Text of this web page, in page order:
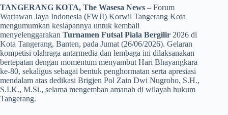
TANGERANG KOTA, The Wasesa News – Forum
Wartawan Jaya Indonesia (FWJI) Korwil Tangerang Kota
mengumumkan kesiapannya untuk kembali
menyelenggarakan Turnamen Futsal Piala Bergilir 2026 di
Kota Tangerang, Banten, pada Jumat (26/06/2026). Gelaran
kompetisi olahraga antarmedia dan lembaga ini dilaksanakan
bertepatan dengan momentum menyambut Hari Bhayangkara
ke-80, sekaligus sebagai bentuk penghormatan serta apresiasi
mendalam atas dedikasi Brigjen Pol Zain Dwi Nugroho, S.H.,
S.I.K., M.Si., selama mengemban amanah di wilayah hukum
Tangerang.